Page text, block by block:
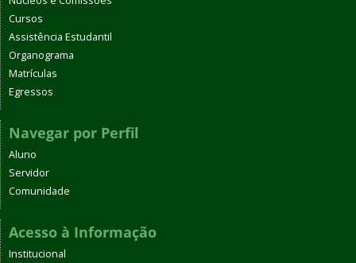
Cursos
Assistência Estudantil
Organograma
Matrículas
Egressos
Navegar por Perfil
Aluno
Servidor
Comunidade
Acesso à Informação
Institucional